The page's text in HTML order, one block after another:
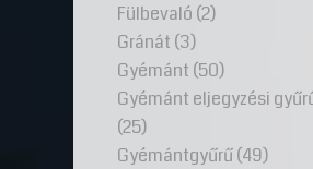
Fülbevaló (2)
Gránát (3)
Gyémánt (50)
Gyémánt eljegyzési
(25)
Gyémántgyűrű(49)